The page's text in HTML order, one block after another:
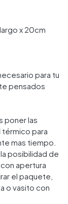
x 20cm
para tu
pensados
poner las
térmico para
mas tiempo.
posibilidad de
apertura
el paquete,
o vasito con